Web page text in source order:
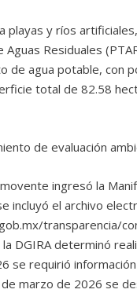
playas y ríos
Residuales
de agua potable, con
total de 82.58
de evaluación
ingresó la
incluyó el archivo
transparencia/
DGIRA determinó
se requirió
marzo de 2026 se